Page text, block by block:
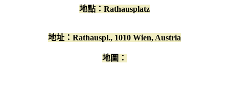
地點：Rathausplatz
地址：Rathauspl., 1010 Wien, Austria
地圖：